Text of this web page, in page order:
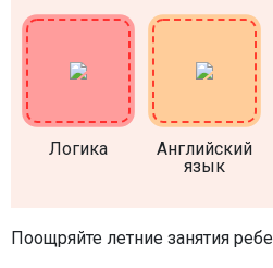
Логика
Английский
язык
Поощряйте летние занятия